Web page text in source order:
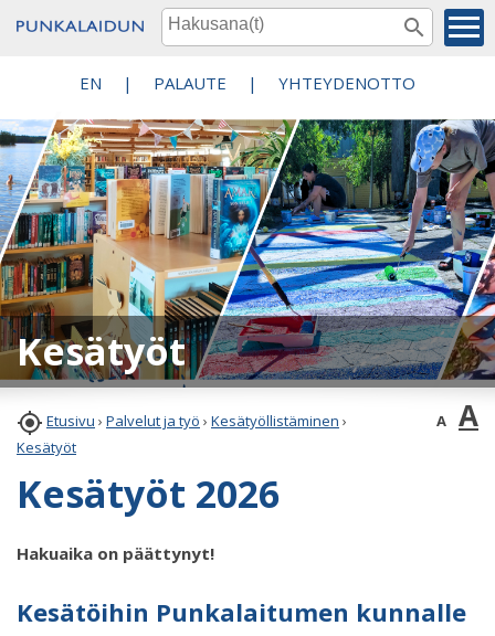
EN | PALAUTE | YHTEYDENOTTO
Kesätyöt
 Etusivu › Palvelut ja työ › Kesätyöllistäminen ›
Kesätyöt
A A
Kesätyöt 2026
Hakuaika on päättynyt!
Kesätöihin Punkalaitumen kunnalle